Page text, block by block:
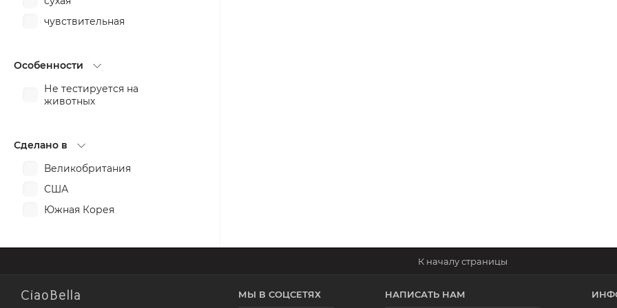
укрепление
чувствительная
Особенности
Не тестируется на
животных
Сделано в
Великобритания
США
Южная Корея
CiaoBella МЫ В СОЦСЕТЯХ НАПИСАТЬ НАМ